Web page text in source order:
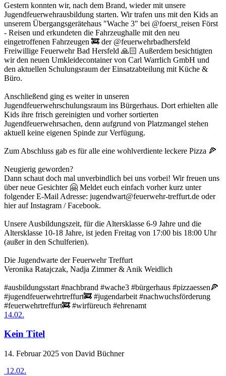
Gestern konnten wir, nach dem Brand, wieder mit unsere
Jugendfeuerwehrausbildung starten. Wir trafen uns mit den Kids an
unserem Übergangsgerätehaus "Wache 3" bei @foerst_reisen Först
- Reisen und erkundeten die Fahrzeughalle mit den neu
eingetroffenen Fahrzeugen 🚒 der @feuerwehrbadhersfeld
Freiwillige Feuerwehr Bad Hersfeld 🙏🏻 Außerdem besichtigten
wir den neuen Umkleidecontainer von Carl Warrlich GmbH und
den aktuellen Schulungsraum der Einsatzabteilung mit Küche &
Büro.
Anschließend ging es weiter in unseren
Jugendfeuerwehrschulungsraum ins Bürgerhaus. Dort erhielten alle
Kids ihre frisch gereinigten und vorher sortierten
Jugendfeuerwehrsachen, denn aufgrund von Platzmangel stehen
aktuell keine eigenen Spinde zur Verfügung.
Zum Abschluss gab es für alle eine wohlverdiente leckere Pizza 🍕
Neugierig geworden?
Dann schaut doch mal unverbindlich bei uns vorbei! Wir freuen uns
über neue Gesichter 🤗 Meldet euch einfach vorher kurz unter
folgender E-Mail Adresse: jugendwart@feuerwehr-treffurt.de oder
hier auf Instagram / Facebook.
Unsere Ausbildungszeit, für die Altersklasse 6-9 Jahre und die
Altersklasse 10-18 Jahre, ist jeden Freitag von 17:00 bis 18:00 Uhr
(außer in den Schulferien).
Die Jugendwarte der Feuerwehr Treffurt
Veronika Ratajczak, Nadja Zimmer & Anik Weidlich
#ausbildungsstart #nachbrand #wache3 #bürgerhaus #pizzaessen🍕
#jugendfeuerwehrtreffurt🚒 #jugendarbeit #nachwuchsförderung
#feuerwehrtreffurt🚒 #wirfüreuch #ehrenamt
14.02.
Kein Titel
14. Februar 2025 von David Büchner
12.02.